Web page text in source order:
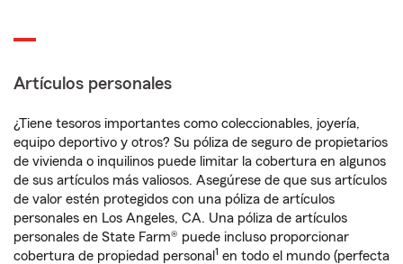
Artículos personales
¿Tiene tesoros importantes como coleccionables, joyería,
equipo deportivo y otros? Su póliza de seguro de propietarios
de vivienda o inquilinos puede limitar la cobertura en algunos
de sus artículos más valiosos. Asegúrese de que sus artículos
de valor estén protegidos con una póliza de artículos
personales en Los Angeles, CA. Una póliza de artículos
personales de State Farm® puede incluso proporcionar
cobertura de propiedad personal 1 en todo el mundo (perfecta